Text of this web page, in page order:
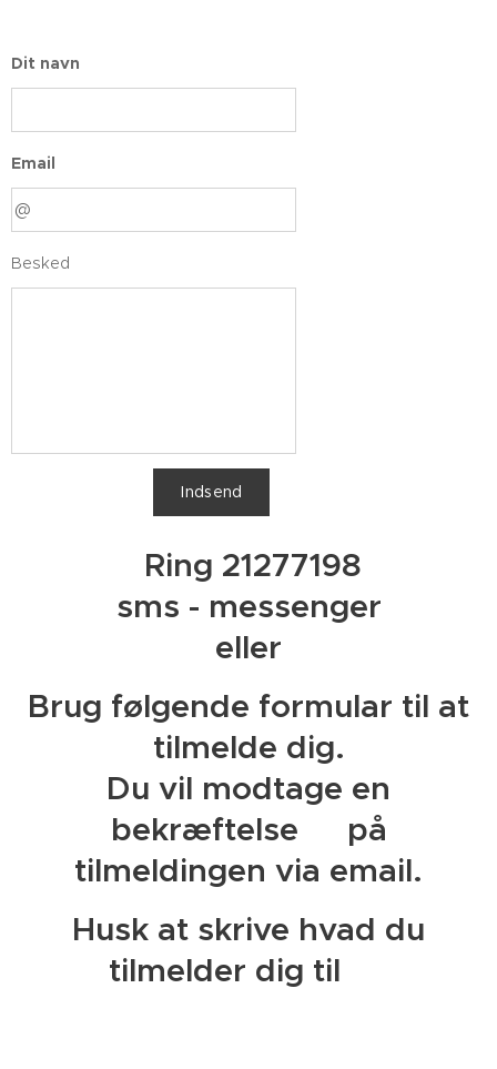
Dit navn
Email
Besked
Indsend
Ring 21277198
sms - messenger
eller
Brug følgende formular til at
tilmelde dig.
Du vil modtage en
bekræftelse👍 på
tilmeldingen via email.
Husk at skrive hvad du
tilmelder dig til 🥰